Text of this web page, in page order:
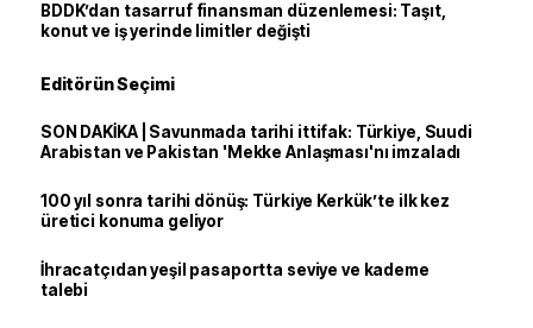
BDDK’dan tasarruf finansman düzenlemesi: Taşıt,
konut ve iş yerinde limitler değişti
Editörün Seçimi
SON DAKİKA | Savunmada tarihi ittifak: Türkiye, Suudi
Arabistan ve Pakistan 'Mekke Anlaşması'nı imzaladı
100 yıl sonra tarihi dönüş: Türkiye Kerkük’te ilk kez
üretici konuma geliyor
İhracatçıdan yeşil pasaportta seviye ve kademe
talebi